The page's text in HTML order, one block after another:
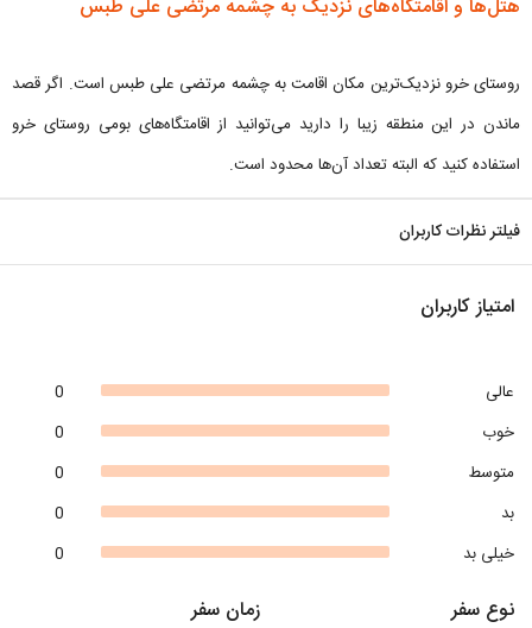
هتل‌ها و اقامتگاه‌های نزدیک به چشمه مرتضی علی طبس
روستای خرو نزدیک‌ترین مکان اقامت به چشمه مرتضی علی طبس است. اگر قصد
ماندن در این منطقه زیبا را دارید می‌توانید از اقامتگاه‌های بومی روستای خرو
استفاده کنید که البته تعداد آن‌ها محدود است.
فیلتر نظرات کاربران
امتیاز کاربران
0
عالی
0
خوب
0
متوسط
0
بد
0
خیلی بد
زمان سفر نوع سفر